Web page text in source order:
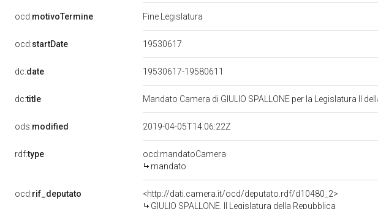
ocd:motivoTermine Fine Legislatura
ocd:startDate 19530617
dc:date 19530617-19580611
dc:title Mandato Camera di GIULIO SPALLONE per la Legislatura II
ods:modified 2019-04-05T14:06:22Z
rdf:type
ocd:mandatoCamera
mandato
ocd:rif_deputato
<http://dati.camera.it/ocd/deputato.rdf/d10480_2>
GIULIO SPALLONE, II Legislatura della Repubblica